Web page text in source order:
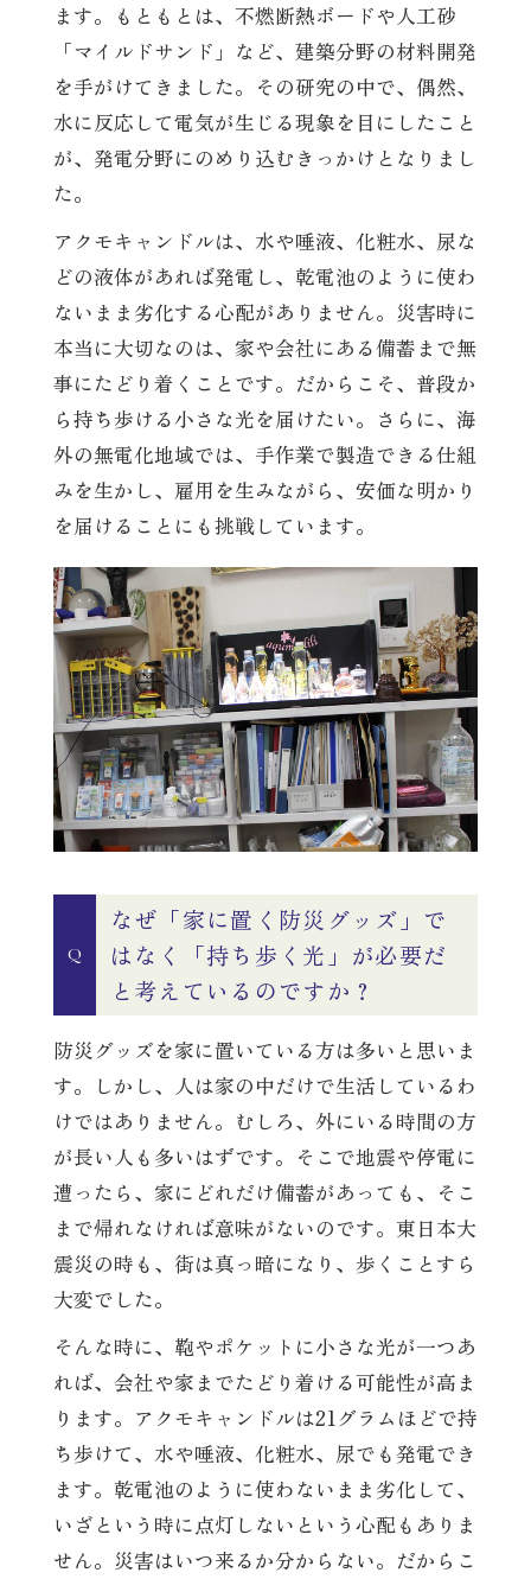
ます。もともとは、不燃断熱ボードや人工砂
「マイルドサンド」など、建築分野の材料開発
を手がけてきました。その研究の中で、偶然、
水に反応して電気が生じる現象を目にしたこと
が、発電分野にのめり込むきっかけとなりまし
た。
アクモキャンドルは、水や唾液、化粧水、尿な
どの液体があれば発電し、乾電池のように使わ
ないまま劣化する心配がありません。災害時に
本当に大切なのは、家や会社にある備蓄まで無
事にたどり着くことです。だからこそ、普段か
ら持ち歩ける小さな光を届けたい。さらに、海
外の無電化地域では、手作業で製造できる仕組
みを生かし、雇用を生みながら、安価な明かり
を届けることにも挑戦しています。
Q
なぜ「家に置く防災グッズ」で
はなく「持ち歩く光」が必要だ
と考えているのですか？
防災グッズを家に置いている方は多いと思いま
す。しかし、人は家の中だけで生活しているわ
けではありません。むしろ、外にいる時間の方
が長い人も多いはずです。そこで地震や停電に
遭ったら、家にどれだけ備蓄があっても、そこ
まで帰れなければ意味がないのです。東日本大
震災の時も、街は真っ暗になり、歩くことすら
大変でした。
そんな時に、鞄やポケットに小さな光が一つあ
れば、会社や家までたどり着ける可能性が高ま
ります。アクモキャンドルは21グラムほどで持
ち歩けて、水や唾液、化粧水、尿でも発電でき
ます。乾電池のように使わないまま劣化して、
いざという時に点灯しないという心配もありま
せん。災害はいつ来るか分からない。だからこ